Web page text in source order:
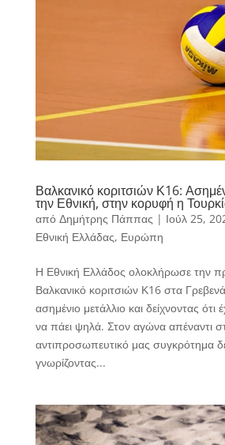
Βαλκανικό κοριτσιών Κ16:
την Εθνική, στην κορυφή η
από Δημήτρης Πάππας | Ιούλ 25,
Εθνική Ελλάδας, Ευρώπη
Η Εθνική Ελλάδος ολοκλήρωσε την
Βαλκανικό κοριτσιών Κ16 στα
ασημένιο μετάλλιο και δείχνοντας ότι
να πάει ψηλά. Στον αγώνα απέναντι
αντιπροσωπευτικό μας συγκρότημα
γνωρίζοντας...